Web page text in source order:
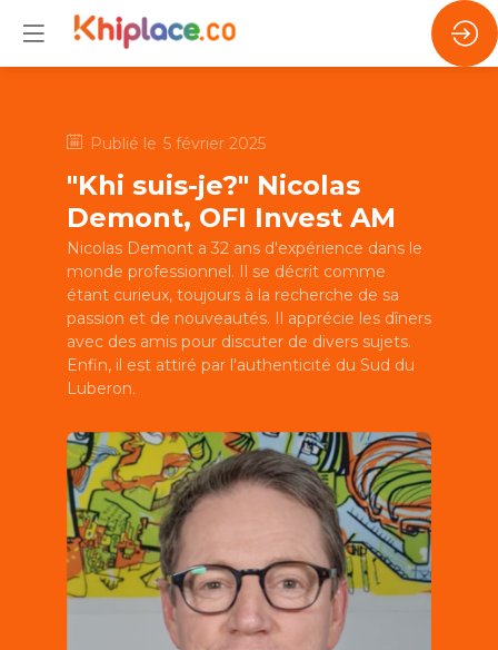
Publié le 5 février 2025
"Khi suis-je?" Nicolas
Demont, OFI Invest AM
Nicolas Demont a 32 ans d'expérience dans le
monde professionnel. Il se décrit comme
étant curieux, toujours à la recherche de sa
passion et de nouveautés. Il apprécie les dîners
avec des amis pour discuter de divers sujets.
Enfin, il est attiré par l'authenticité du Sud du
Luberon.